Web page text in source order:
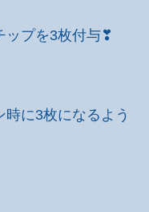
ップを3枚付与❣
に3枚になるよう